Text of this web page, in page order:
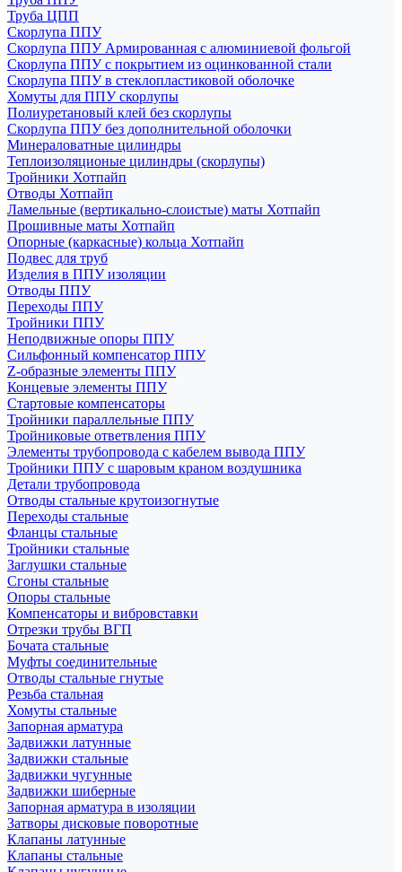
Труба ЦПП
Скорлупа ППУ
Скорлупа ППУ Армированная с алюминиевой фольгой
Скорлупа ППУ с покрытием из оцинкованной стали
Скорлупа ППУ в стеклопластиковой оболочке
Хомуты для ППУ скорлупы
Полиуретановый клей без скорлупы
Скорлупа ППУ без дополнительной оболочки
Минераловатные цилиндры
Теплоизоляционые цилиндры (скорлупы)
Тройники Хотпайп
Отводы Хотпайп
Ламельные (вертикально-слоистые) маты Хотпайп
Прошивные маты Хотпайп
Опорные (каркасные) кольца Хотпайп
Подвес для труб
Изделия в ППУ изоляции
Отводы ППУ
Переходы ППУ
Тройники ППУ
Неподвижные опоры ППУ
Cильфонный компенсатор ППУ
Z-образные элементы ППУ
Концевые элементы ППУ
Стартовые компенсаторы
Тройники параллельные ППУ
Тройниковые ответвления ППУ
Элементы трубопровода с кабелем вывода ППУ
Тройники ППУ с шаровым краном воздушника
Детали трубопровода
Отводы стальные крутоизогнутые
Переходы стальные
Фланцы стальные
Тройники стальные
Заглушки стальные
Сгоны стальные
Опоры стальные
Компенсаторы и вибровставки
Отрезки трубы ВГП
Бочата стальные
Муфты соединительные
Отводы стальные гнутые
Резьба стальная
Хомуты стальные
Запорная арматура
Задвижки латунные
Задвижки стальные
Задвижки чугунные
Задвижки шиберные
Запорная арматура в изоляции
Затворы дисковые поворотные
Клапаны латунные
Клапаны стальные